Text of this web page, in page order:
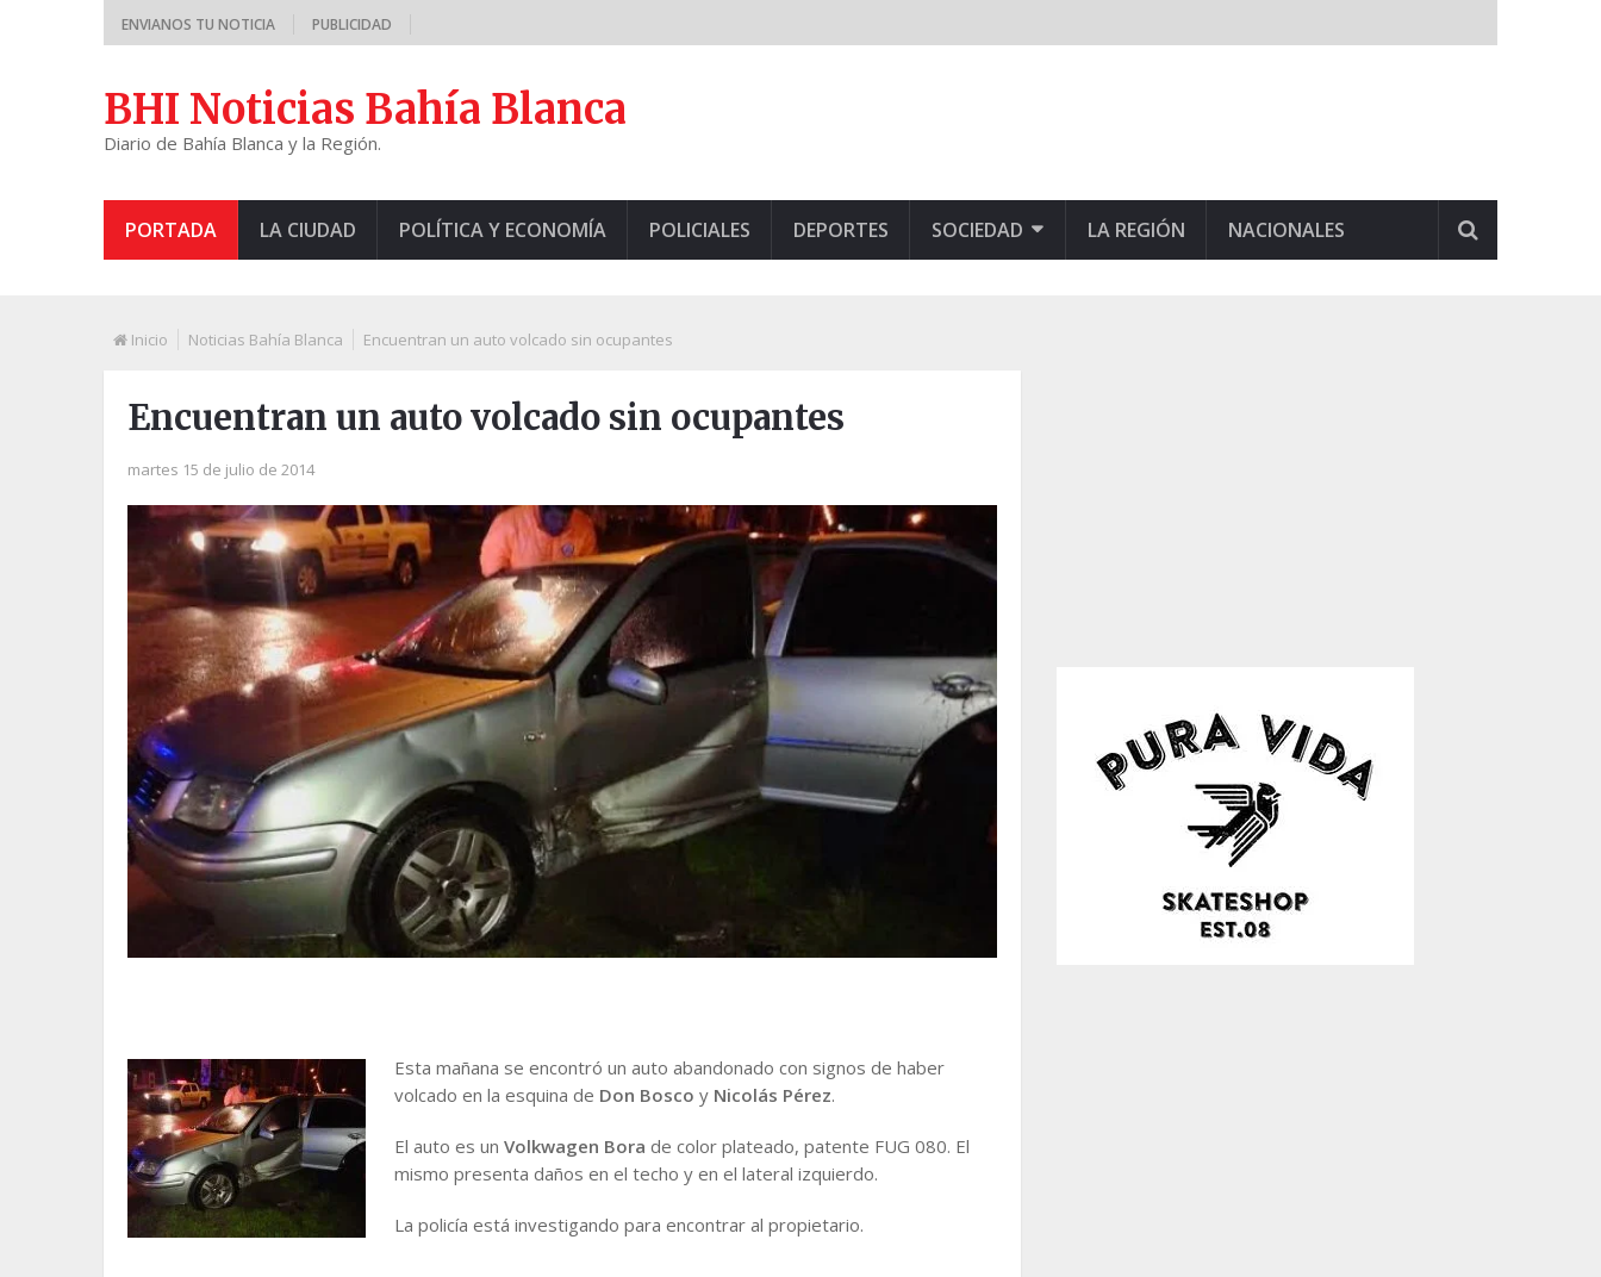
ENVIANOS TU NOTICIA PUBLICIDAD
BHI Noticias Bahía Blanca
Diario de Bahía Blanca y la Región.
PORTADA LA CIUDAD POLÍTICA Y ECONOMÍA POLICIALES DEPORTES SOCIEDAD LA REGIÓN NACIONALES
Inicio Noticias Bahía Blanca Encuentran un auto volcado sin ocupantes
Encuentran un auto volcado sin ocupantes
martes 15 de julio de 2014
Esta mañana se encontró un auto abandonado con signos de haber
volcado en la esquina de Don Bosco yNicolás Pérez.
El auto es un Volkwagen Bora de color plateado, patente FUG 080. El
mismo presenta daños en el techo y en el lateral izquierdo.
La policía está investigando para encontrar al propietario.